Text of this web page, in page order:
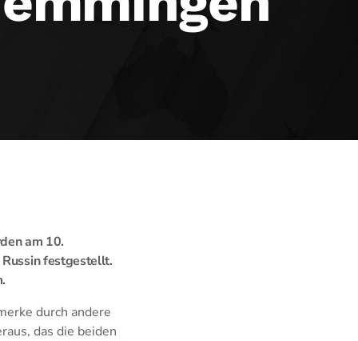
am 10.
festgestellt.
durch andere
das die beiden